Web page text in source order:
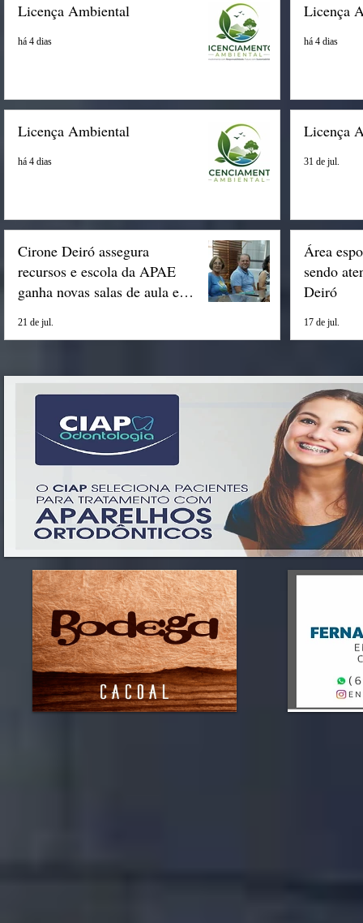
Licença Ambiental
há 4 dias
Licença
há 4 dias
Licença Ambiental
há 4 dias
Licença
31 de jul.
Cirone Deiró assegura
recursos e escola da APAE
ganha novas salas de aula em
21 de jul.
Área
sendo
Deiró
17 de jul.